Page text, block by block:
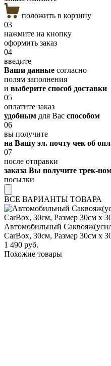
положить в корзину
03
нажмите на кнопку
оформить заказ
04
введите
Ваши данные согласно
полям заполнения
и выберите способ доставки
05
оплатите заказ
удобным для Вас способом
06
вы получите
на Вашу эл. почту чек об
07
после отправки
заказа Вы получите трек-
посылки
ВСЕ ВАРИАНТЫ ТОВАРА
Автомобильный
CarBox, 30см, Размер 30см х
1 490 руб.
Похожие товары